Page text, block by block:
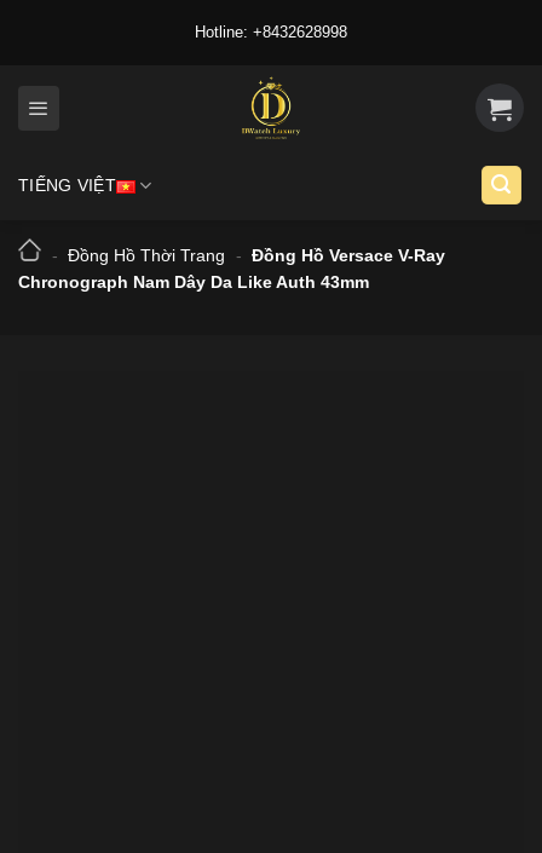
Hotline: +8432628998
TIẾNG VIỆT
- Đồng Hồ Thời Trang - Đồng Hồ Versace V-Ray
Chronograph Nam Dây Da Like Auth 43mm